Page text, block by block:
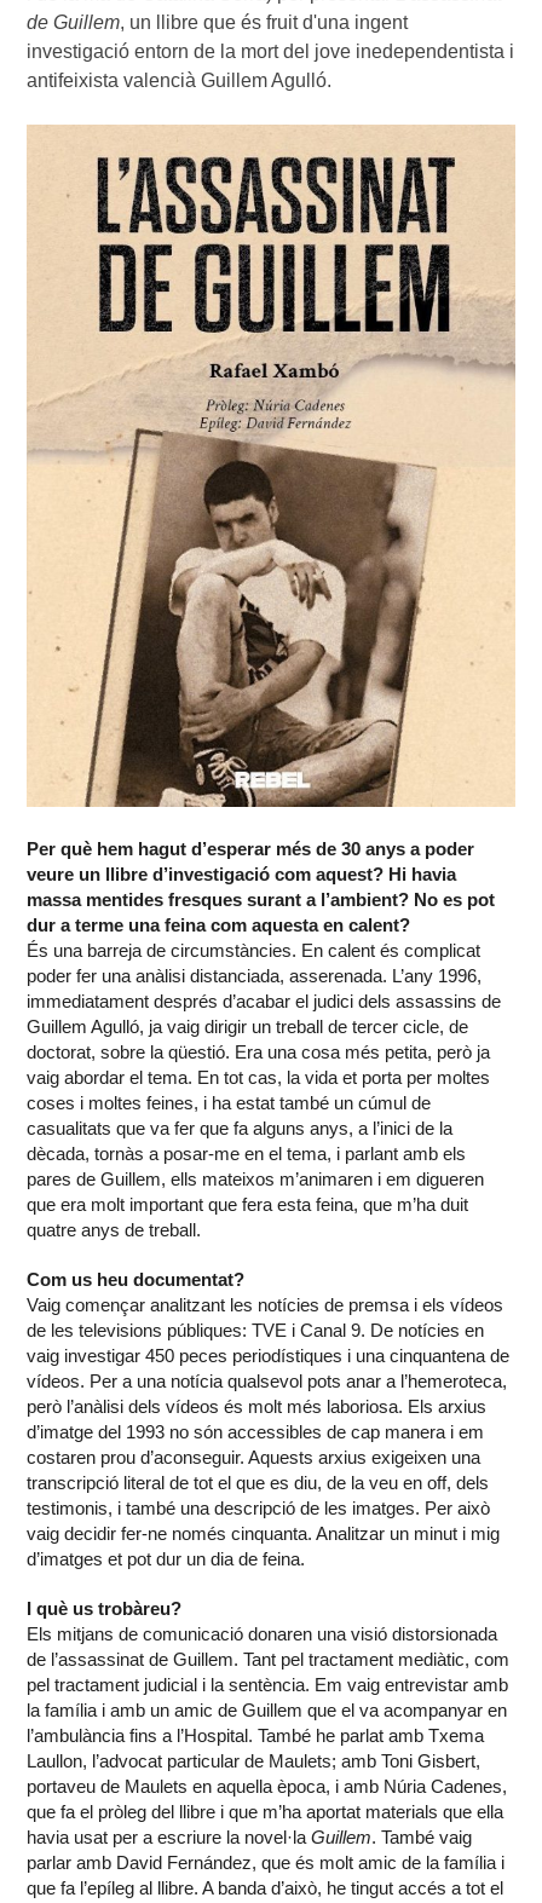
de Guillem, un llibre que és fruit d'una ingent
investigació entorn de la mort del jove inedependentista i
antifeixista valencià Guillem Agulló.
Per què hem hagut d’esperar més de 30 anys a poder
veure un llibre d’investigació com aquest? Hi havia
massa mentides fresques surant a l’ambient? No es pot
dur a terme una feina com aquesta en calent?
És una barreja de circumstàncies. En calent és complicat
poder fer una anàlisi distanciada, asserenada. L’any 1996,
immediatament després d’acabar el judici dels assassins de
Guillem Agulló, ja vaig dirigir un treball de tercer cicle, de
doctorat, sobre la qüestió. Era una cosa més petita, però ja
vaig abordar el tema. En tot cas, la vida et porta per moltes
coses i moltes feines, i ha estat també un cúmul de
casualitats que va fer que fa alguns anys, a l’inici de la
dècada, tornàs a posar-me en el tema, i parlant amb els
pares de Guillem, ells mateixos m’animaren i em digueren
que era molt important que fera esta feina, que m’ha duit
quatre anys de treball.
Com us heu documentat?
Vaig començar analitzant les notícies de premsa i els vídeos
de les televisions públiques: TVE i Canal 9. De notícies en
vaig investigar 450 peces periodístiques i una cinquantena de
vídeos. Per a una notícia qualsevol pots anar a l’hemeroteca,
però l’anàlisi dels vídeos és molt més laboriosa. Els arxius
d’imatge del 1993 no són accessibles de cap manera i em
costaren prou d’aconseguir. Aquests arxius exigeixen una
transcripció literal de tot el que es diu, de la veu en off, dels
testimonis, i també una descripció de les imatges. Per això
vaig decidir fer-ne només cinquanta. Analitzar un minut i mig
d’imatges et pot dur un dia de feina.
I què us trobàreu?
Els mitjans de comunicació donaren una visió distorsionada
de l’assassinat de Guillem. Tant pel tractament mediàtic, com
pel tractament judicial i la sentència. Em vaig entrevistar amb
la família i amb un amic de Guillem que el va acompanyar en
l’ambulància fins a l’Hospital. També he parlat amb Txema
Laullon, l’advocat particular de Maulets; amb Toni Gisbert,
portaveu de Maulets en aquella època, i amb Núria Cadenes,
que fa el pròleg del llibre i que m’ha aportat materials que ella
havia usat per a escriure la novel·laGuillem. També vaig
parlar amb David Fernández, que és molt amic de la família i
que fa l’epíleg al llibre. A banda d’això, he tingut accés a tot el